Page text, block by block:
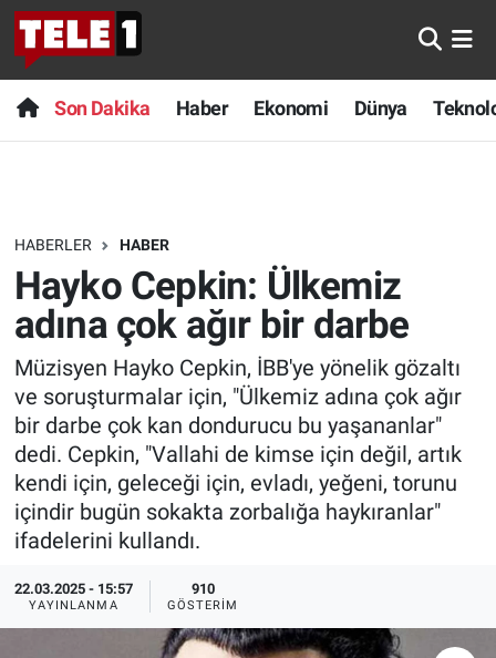
Son Dakika Haber Ekonomi Dünya
HABERLER HABER
Hayko Cepkin: Ülkemiz
adına çok ağır bir darbe
Müzisyen Hayko Cepkin, İBB'ye yönelik gözaltı
ve soruşturmalar için, "Ülkemiz adına çok ağır
bir darbe çok kan dondurucu bu yaşananlar"
dedi. Cepkin, "Vallahi de kimse için değil, artık
kendi için, geleceği için, evladı, yeğeni, torunu
içindir bugün sokakta zorbalığa haykıranlar"
ifadelerini kullandı.
22.03.2025 - 15:57
YAYINLANMA
910
GÖSTERIM
Anında Manşet
Başka Sohbetler
Bilim turu
Bilim ve Teknoloji Evreni
Doğa Konuşuyor
Dünya
Ege Saati
Ege'den Esintiler
Eğitim
Son Dakika
Haber
Dünya
Teknoloji
Sağlık
Spor
Yayın Akışı
İletişim
Nöbetçi Eczaneler
Hava Durumu
Trafik Durumu
Süper Lig Puan Durumu ve Fikstür
Tüm Manşetler
Son Dakika Haberleri
Haber Arşivi